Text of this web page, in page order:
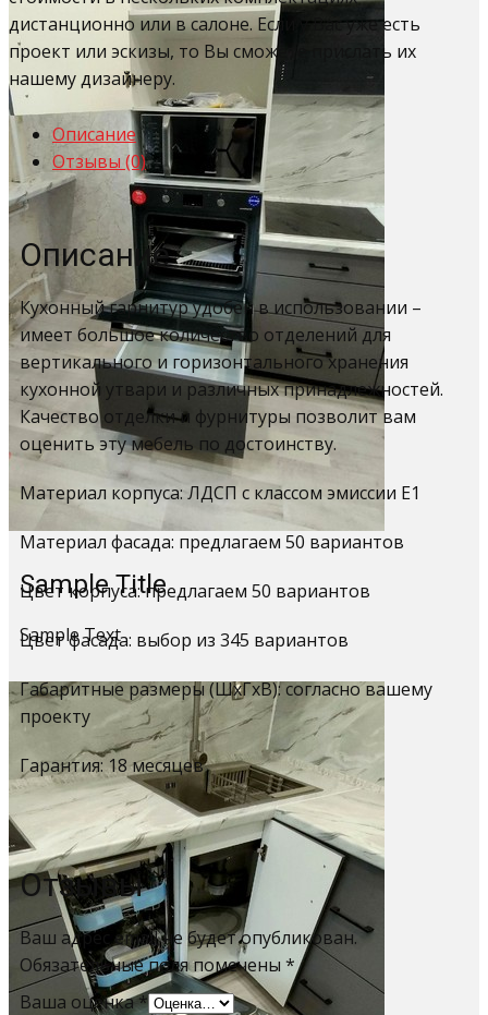
Sample Title
Sample Text
дистанционно или в салоне. Если у Вас уже есть
проект или эскизы, то Вы сможете прислать их
нашему дизайнеру.
Описание
Отзывы (0)
Описание
Кухонный гарнитур удобен в использовании –
имеет большое количество отделений для
вертикального и горизонтального хранения
кухонной утвари и различных принадлежностей.
Качество отделки и фурнитуры позволит вам
оценить эту мебель по достоинству.
Материал корпуса: ЛДСП с классом эмиссии Е1
Материал фасада: предлагаем 50 вариантов
Цвет корпуса: предлагаем 50 вариантов
Цвет фасада: выбор из 345 вариантов
Габаритные размеры (ШхГхВ): согласно вашему
проекту
Гарантия: 18 месяцев
Отзывы
Ваш адрес email не будет опубликован.
Обязательные поля помечены *
Ваша оценка*